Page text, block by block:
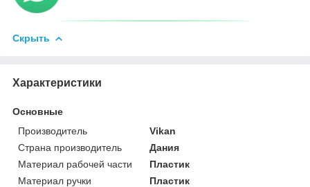
Скрыть
Характеристики
Основные
Производитель
Vikan
Страна производитель
Дания
Материал рабочей части
Пластик
Материал ручки
Пластик